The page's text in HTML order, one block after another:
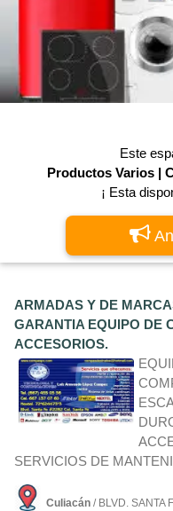
Este
Productos Varios |
¡ Esta
ARMADAS Y DE
GARANTIA EQUIPO DE
ACCESORIOS.
SERVICIOS DE
Culiacán / BLVD. SANTA